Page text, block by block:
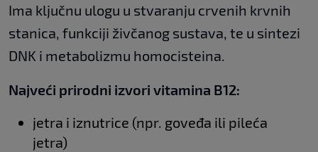
Ima ključnu ulogu u stvaranju crvenih krvnih
stanica, funkciji živčanog sustava, te u sintezi
DNK i metabolizmu homocisteina.
Najveći prirodni izvori vitamina B12:
jetra i iznutrice (npr. goveđa ili pileća
jetra)